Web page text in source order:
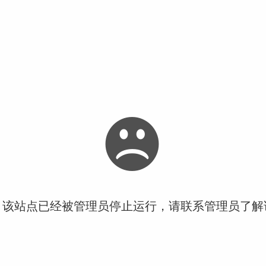
站点已经被管理员停止运行，请联系管理员了